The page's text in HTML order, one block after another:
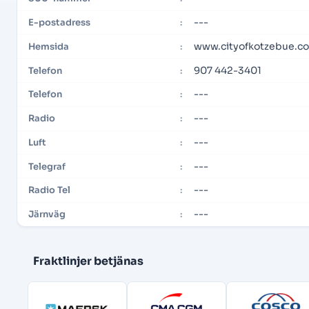
E-postadress : ---
Hemsida :
Telefon : 907 442-3401
Telefon : ---
Radio : ---
Luft : ---
Telegraf : ---
Radio Tel : ---
Järnväg : ---
Fraktlinjer betjänas